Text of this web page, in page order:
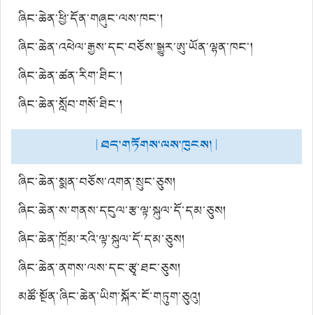
ཐིང་།
ཞིང་ཆེན་ཕྱི་དོན་གཞུང་ལས་ཁང་།
ཞིང་ཆེན་འཕེལ་རྒྱས་དང་བཅོས་སྒྱུར་ཨུ་ཡོན་ལྷན་ཁང་།
ཞིང་ཆེན་ཚན་རིག་ཐིང་།
ཞིང་ཆེན་སློབ་གསོ་ཐིང་།
| ཐད་གཏོགས་ལས་ཁུངས། |
ཞིང་ཆེན་སྨན་བཅོས་འགན་སྲུང་ཅུས།
ཞིང་ཆེན་ས་གནས་དངུལ་རྩ་ལྟ་སྐུལ་དོ་དམ་ཅུས།
ཞིང་ཆེན་ཁྲོམ་རའི་ལྟ་སྐུལ་དོ་དམ་ཅུས།
ཞིང་ཆེན་ནགས་ལས་དང་རྩྭ་ཐང་ཅུས།
མཚོ་སྔོན་ཞིང་ཆེན་ཡིག་སྐོར་ངོ་གཏུག་ཅུའུ།